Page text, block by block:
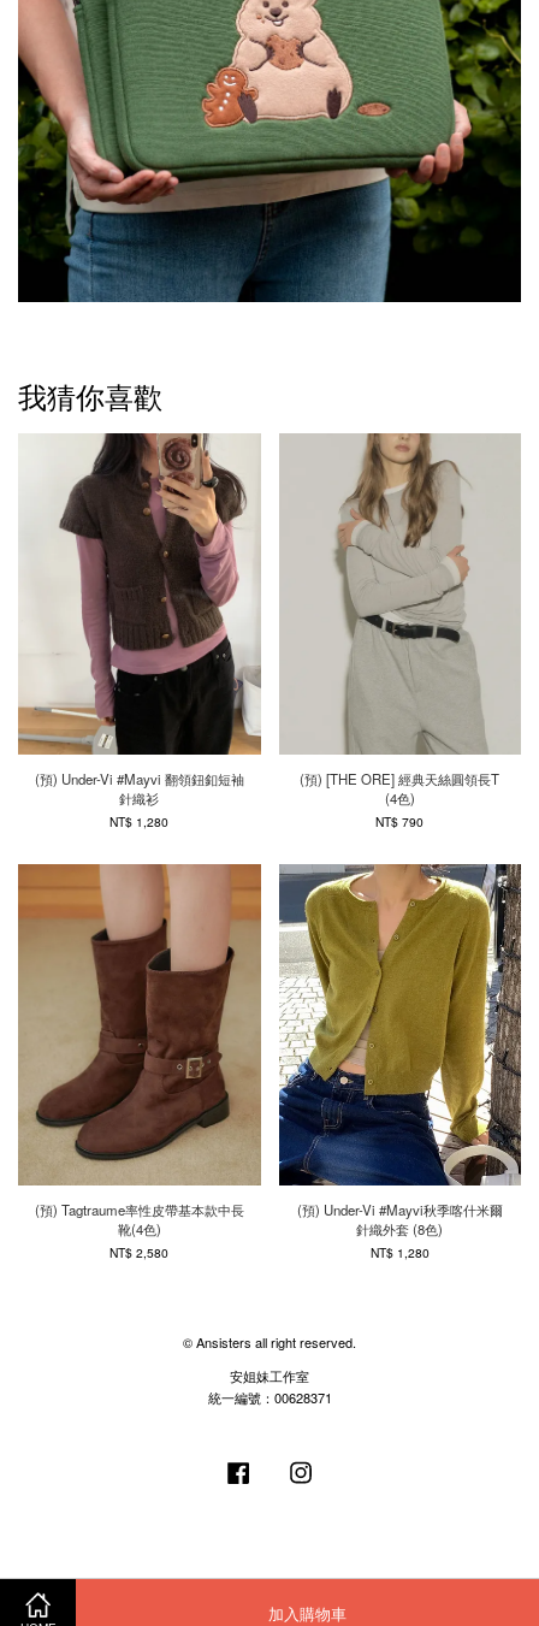
加入購物車
我猜你喜歡
(預) Under-Vi #Mayvi 翻領鈕釦短袖
針織衫
NT$ 1,280
(預) [THE ORE] 經典天絲圓領長T
(4色)
NT$ 790
(預) Tagtraume率性皮帶基本款中長
靴(4色)
NT$ 2,580
(預) Under-Vi #Mayvi秋季喀什米爾
針織外套 (8色)
NT$ 1,280
© Ansisters all right reserved.
安姐妹工作室
統一編號：00628371
Facebook